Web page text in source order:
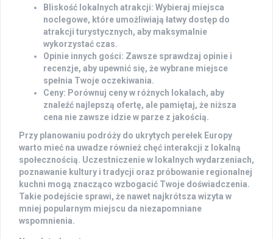
Bliskość lokalnych atrakcji: Wybieraj miejsca
noclegowe, które umożliwiają łatwy dostęp do
atrakcji turystycznych, aby maksymalnie
wykorzystać czas.
Opinie innych gości: Zawsze sprawdzaj opinie i
recenzje, aby upewnić się, że wybrane miejsce
spełnia Twoje oczekiwania.
Ceny: Porównuj ceny w różnych lokalach, aby
znaleźć najlepszą ofertę, ale pamiętaj, że niższa
cena nie zawsze idzie w parze z jakością.
Przy planowaniu podróży do ukrytych perełek Europy
warto mieć na uwadze również chęć interakcji z lokalną
społecznością. Uczestniczenie w lokalnych wydarzeniach,
poznawanie kultury i tradycji oraz próbowanie regionalnej
kuchni mogą znacząco wzbogacić Twoje doświadczenia.
Takie podejście sprawi, że nawet najkrótsza wizyta w
mniej popularnym miejscu da niezapomniane
wspomnienia.